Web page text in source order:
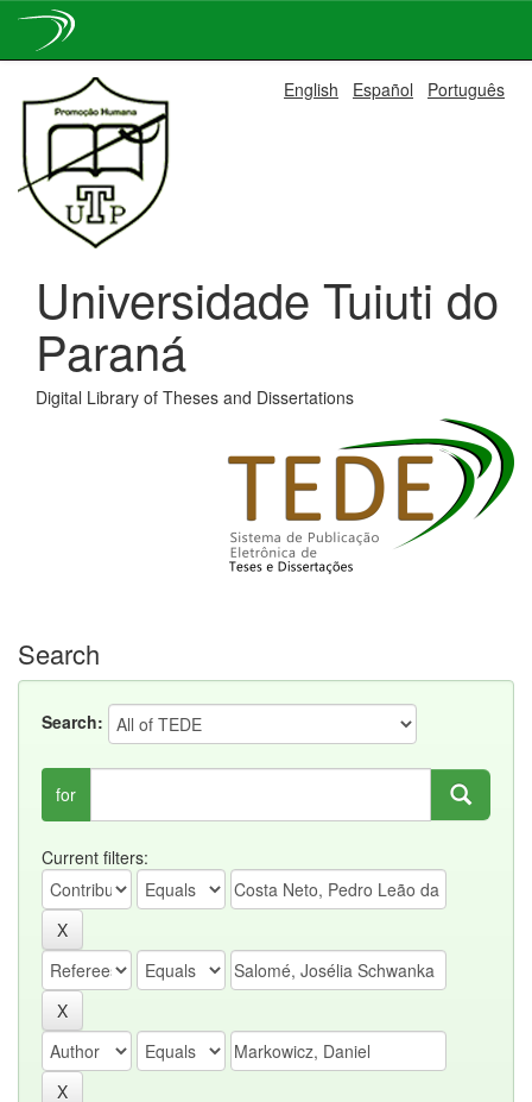
navigation
English Español Português
Universidade Tuiuti do
Paraná
Digital Library of Theses and Dissertations
Search
Search:
for
Current filters: